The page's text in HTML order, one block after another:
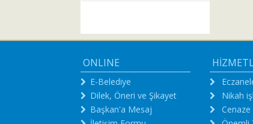
ONLINE
E-Belediye
Dilek, Öneri ve Şikayet
Başkan'a Mesaj
Nikah